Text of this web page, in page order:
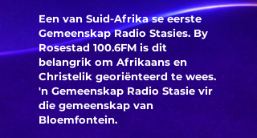
Een van Suid-Afrika se eerste
Gemeenskap Radio Stasies. By
Rosestad 100.6FM is dit
belangrik om Afrikaans en
Christelik georiënteerd te wees.
'n Gemeenskap Radio Stasie vir
die gemeenskap van
Bloemfontein.